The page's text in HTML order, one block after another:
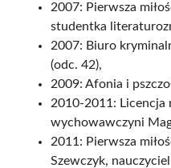
2007: Pierwsza
studentka
2007: Biuro
(odc. 42),
2009: Afonia i
2010-2011: Licencja
wychowawczyni
2011: Pierwsza
Szewczyk,